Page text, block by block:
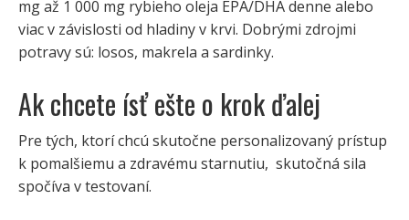
mg až 1 000 mg rybieho oleja EPA/DHA denne alebo
viac v závislosti od hladiny v krvi. Dobrými zdrojmi
potravy sú: losos, makrela a sardinky.
Ak chcete ísť ešte o krok ďalej
Pre tých, ktorí chcú skutočne personalizovaný prístup
k pomalšiemu a zdravému starnutiu, skutočná sila
spočíva v testovaní.